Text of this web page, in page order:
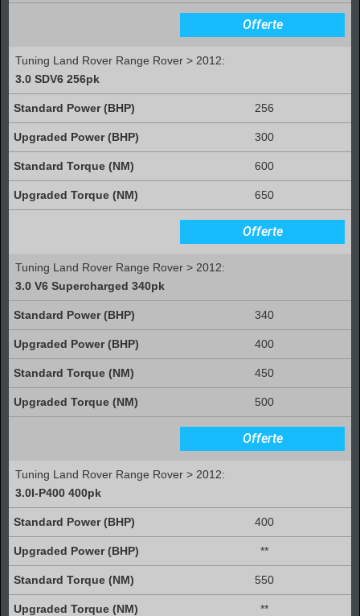
Offerte
Tuning Land Rover Range Rover > 2012:
3.0 SDV6 256pk
256
300
600
650
Offerte
Tuning Land Rover Range Rover > 2012:
3.0 V6 Supercharged 340pk
340
400
450
500
Offerte
Tuning Land Rover Range Rover > 2012:
3.0I-P400 400pk
400
**
550
**